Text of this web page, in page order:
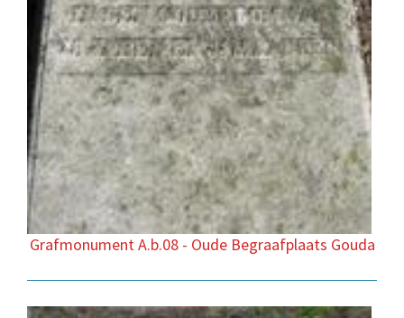
Grafmonument A.b.08 - Oude Begraafplaats Gouda